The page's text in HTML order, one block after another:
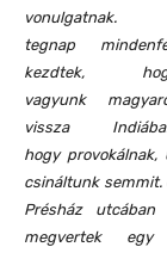
tegnap
kezdtek,
vagyunk
vissza
hogy provokálnak,
csináltunk semmit.
Présház utcában
megvertek egy